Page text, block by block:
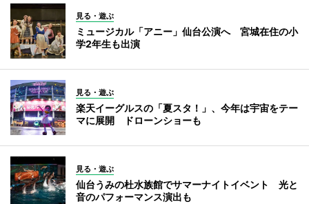
見る・遊ぶ
ミュージカル「アニー」仙台公演へ 宮城在住の小
学2年生も出演
見る・遊ぶ
楽天イーグルスの「夏スタ！」、今年は宇宙をテー
マに展開 ドローンショーも
見る・遊ぶ
仙台うみの杜水族館でサマーナイトイベント 光と
音のパフォーマンス演出も